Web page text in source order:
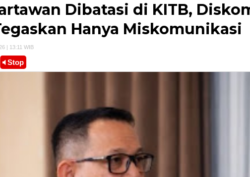
Dibatasi di KITB,
Hanya Miskomunikasi
| 13:11 WIB
Stop